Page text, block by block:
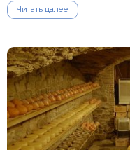
Читать далее